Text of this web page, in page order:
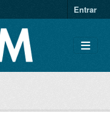
Entrar